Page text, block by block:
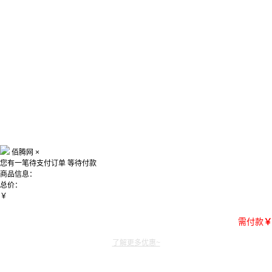
佰腾网 ×
您有一笔待支付订单 等待付款
商品信息：
总价：
￥
需付款￥
了解更多优惠~